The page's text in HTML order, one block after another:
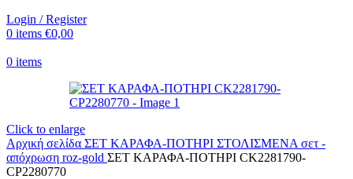
Login / Register
0 items €0,00
0 items
Click to enlarge
Αρχική σελίδα ΣΕΤ ΚΑΡΑΦΑ-ΠΟΤΗΡΙ ΣΤΟΛΙΣΜΕΝΑ σετ -
απόχρωση roz-gold ΣΕΤ ΚΑΡΑΦΑ-ΠΟΤΗΡΙ CK2281790-
CP2280770